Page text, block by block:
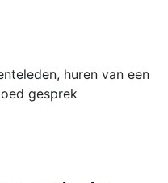
huren van een
gesprek